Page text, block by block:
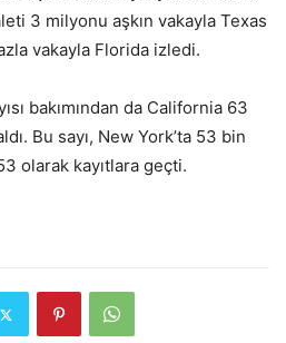
3 milyonu aşkın vakayla Texas
vakayla Florida izledi.
bakımından da California 63
Bu sayı, New York’ta 53 bin
olarak kayıtlara geçti.